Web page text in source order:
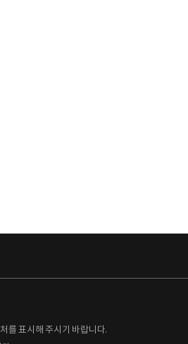
를 표시해 주시기 바랍니다.